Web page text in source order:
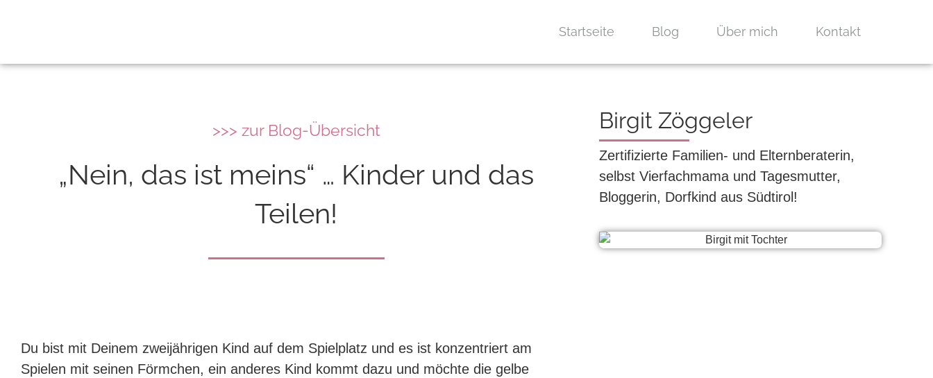
Startseite Blog Über mich Kontakt
>>> zur Blog-Übersicht
„Nein, das ist meins“ … Kinder und das
Teilen!
Du bist mit Deinem zweijährigen Kind auf dem Spielplatz und es ist konzentriert am
Spielen mit seinen Förmchen, ein anderes Kind kommt dazu und möchte die gelbe
Birgit Zöggeler
Zertifizierte Familien- und Elternberaterin,
selbst Vierfachmama und Tagesmutter,
Bloggerin, Dorfkind aus Südtirol!